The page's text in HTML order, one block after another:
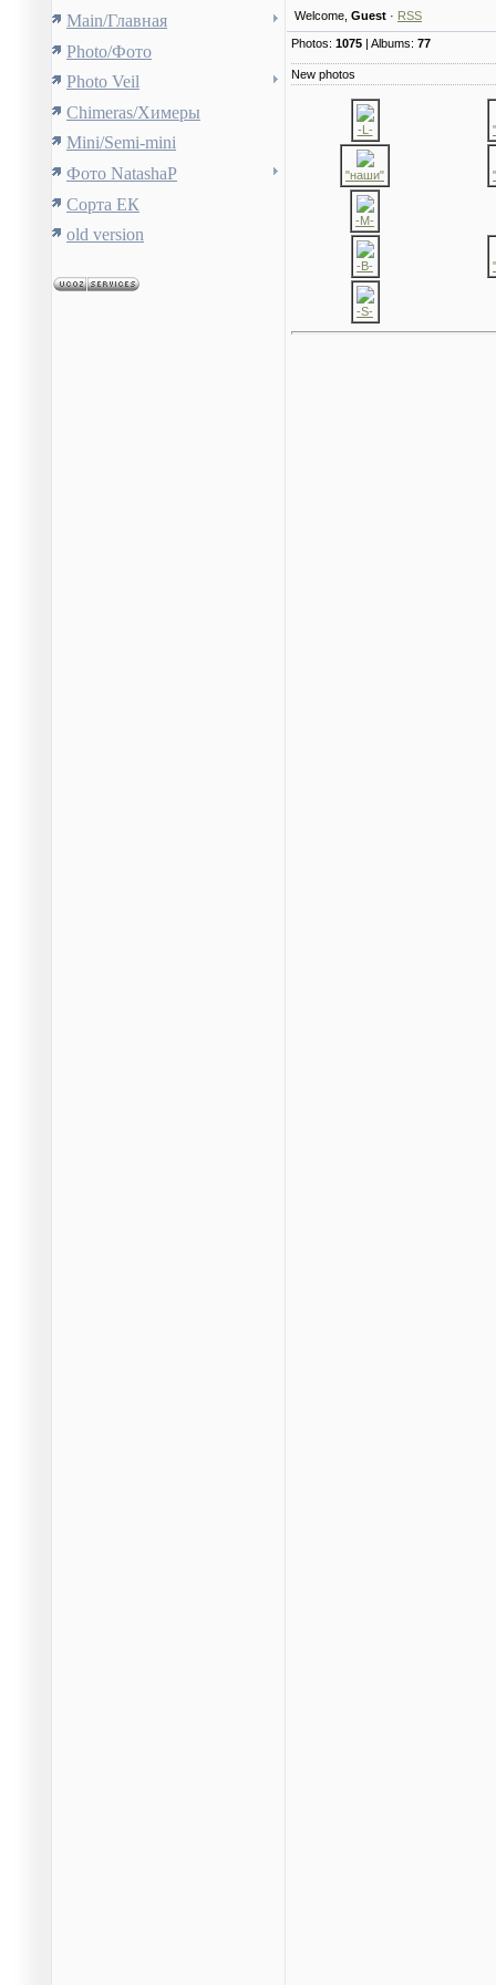
Main/Главная
Photo/Фото
Photo Veil
Chimeras/Химеры
Mini/Semi-mini
Фото NatashaP
Сорта ЕК
old version
Welcome Guest · RSS
Photos: 1075 | Albums: 77
New photos
-L-
"наши"
-M-
-B-
-S-